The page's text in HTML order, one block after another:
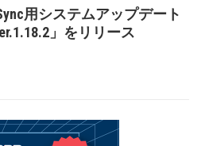
用システムアップデート
」をリリース